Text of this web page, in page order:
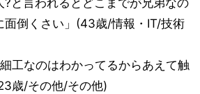
?と言われるとどこまでが兄弟なの
面倒くさい」(43歳/情報・IT/技術
工なのはわかってるからあえて触
歳/その他/その他)